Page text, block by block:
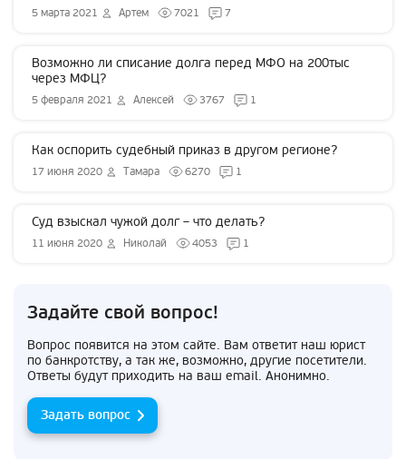
5 марта 2021 Артем 7021 7
Возможно ли списание долга перед МФО на 200тыс
через МФЦ?
5 февраля 2021 Алексей 3767 1
Как оспорить судебный приказ в другом регионе?
17 июня 2020 Тамара 6270 1
Суд взыскал чужой долг – что делать?
11 июня 2020 Николай 4053 1
Задайте свой вопрос!
Вопрос появится на этом сайте. Вам ответит наш юрист
по банкротству, а так же, возможно, другие посетители.
Ответы будут приходить на ваш email. Анонимно.
Задать вопрос